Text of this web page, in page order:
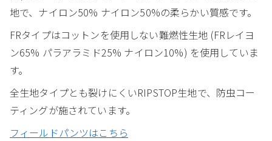
地で、ナイロン50% ナイロン50%の柔らかい質感です。
FRタイプはコットンを使用しない難燃性生地 (FRレイヨ
ン65% パラアラミド25% ナイロン10%) を使用していま
す。
全生地タイプとも裂けにくいRIPSTOP生地で、防虫コー
ティングが施されています。
フィールドパンツはこちら